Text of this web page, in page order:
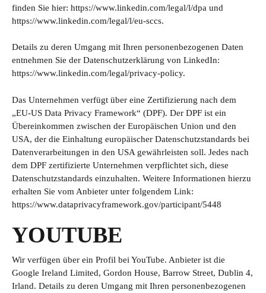
finden Sie hier: https://www.linkedin.com/legal/l/dpa und
https://www.linkedin.com/legal/l/eu-sccs.
Details zu deren Umgang mit Ihren personenbezogenen Daten
entnehmen Sie der Datenschutzerklärung von LinkedIn:
https://www.linkedin.com/legal/privacy-policy.
Das Unternehmen verfügt über eine Zertifizierung nach dem
„EU-US Data Privacy Framework“ (DPF). Der DPF ist ein
Übereinkommen zwischen der Europäischen Union und den
USA, der die Einhaltung europäischer Datenschutzstandards bei
Datenverarbeitungen in den USA gewährleisten soll. Jedes nach
dem DPF zertifizierte Unternehmen verpflichtet sich, diese
Datenschutzstandards einzuhalten. Weitere Informationen hierzu
erhalten Sie vom Anbieter unter folgendem Link:
https://www.dataprivacyframework.gov/participant/5448
YOUTUBE
Wir verfügen über ein Profil bei YouTube. Anbieter ist die
Google Ireland Limited, Gordon House, Barrow Street, Dublin 4,
Irland. Details zu deren Umgang mit Ihren personenbezogenen